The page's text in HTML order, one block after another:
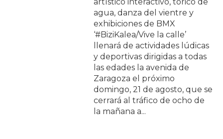
agua, danza del vientre y
exhibiciones de BMX
‘#BiziKalea/Vive la calle’
llenará de actividades lúdicas
y deportivas dirigidas a todas
las edades la avenida de
Zaragoza el próximo
domingo, 21 de agosto, que se
cerrará al tráfico de ocho de
la mañana a...